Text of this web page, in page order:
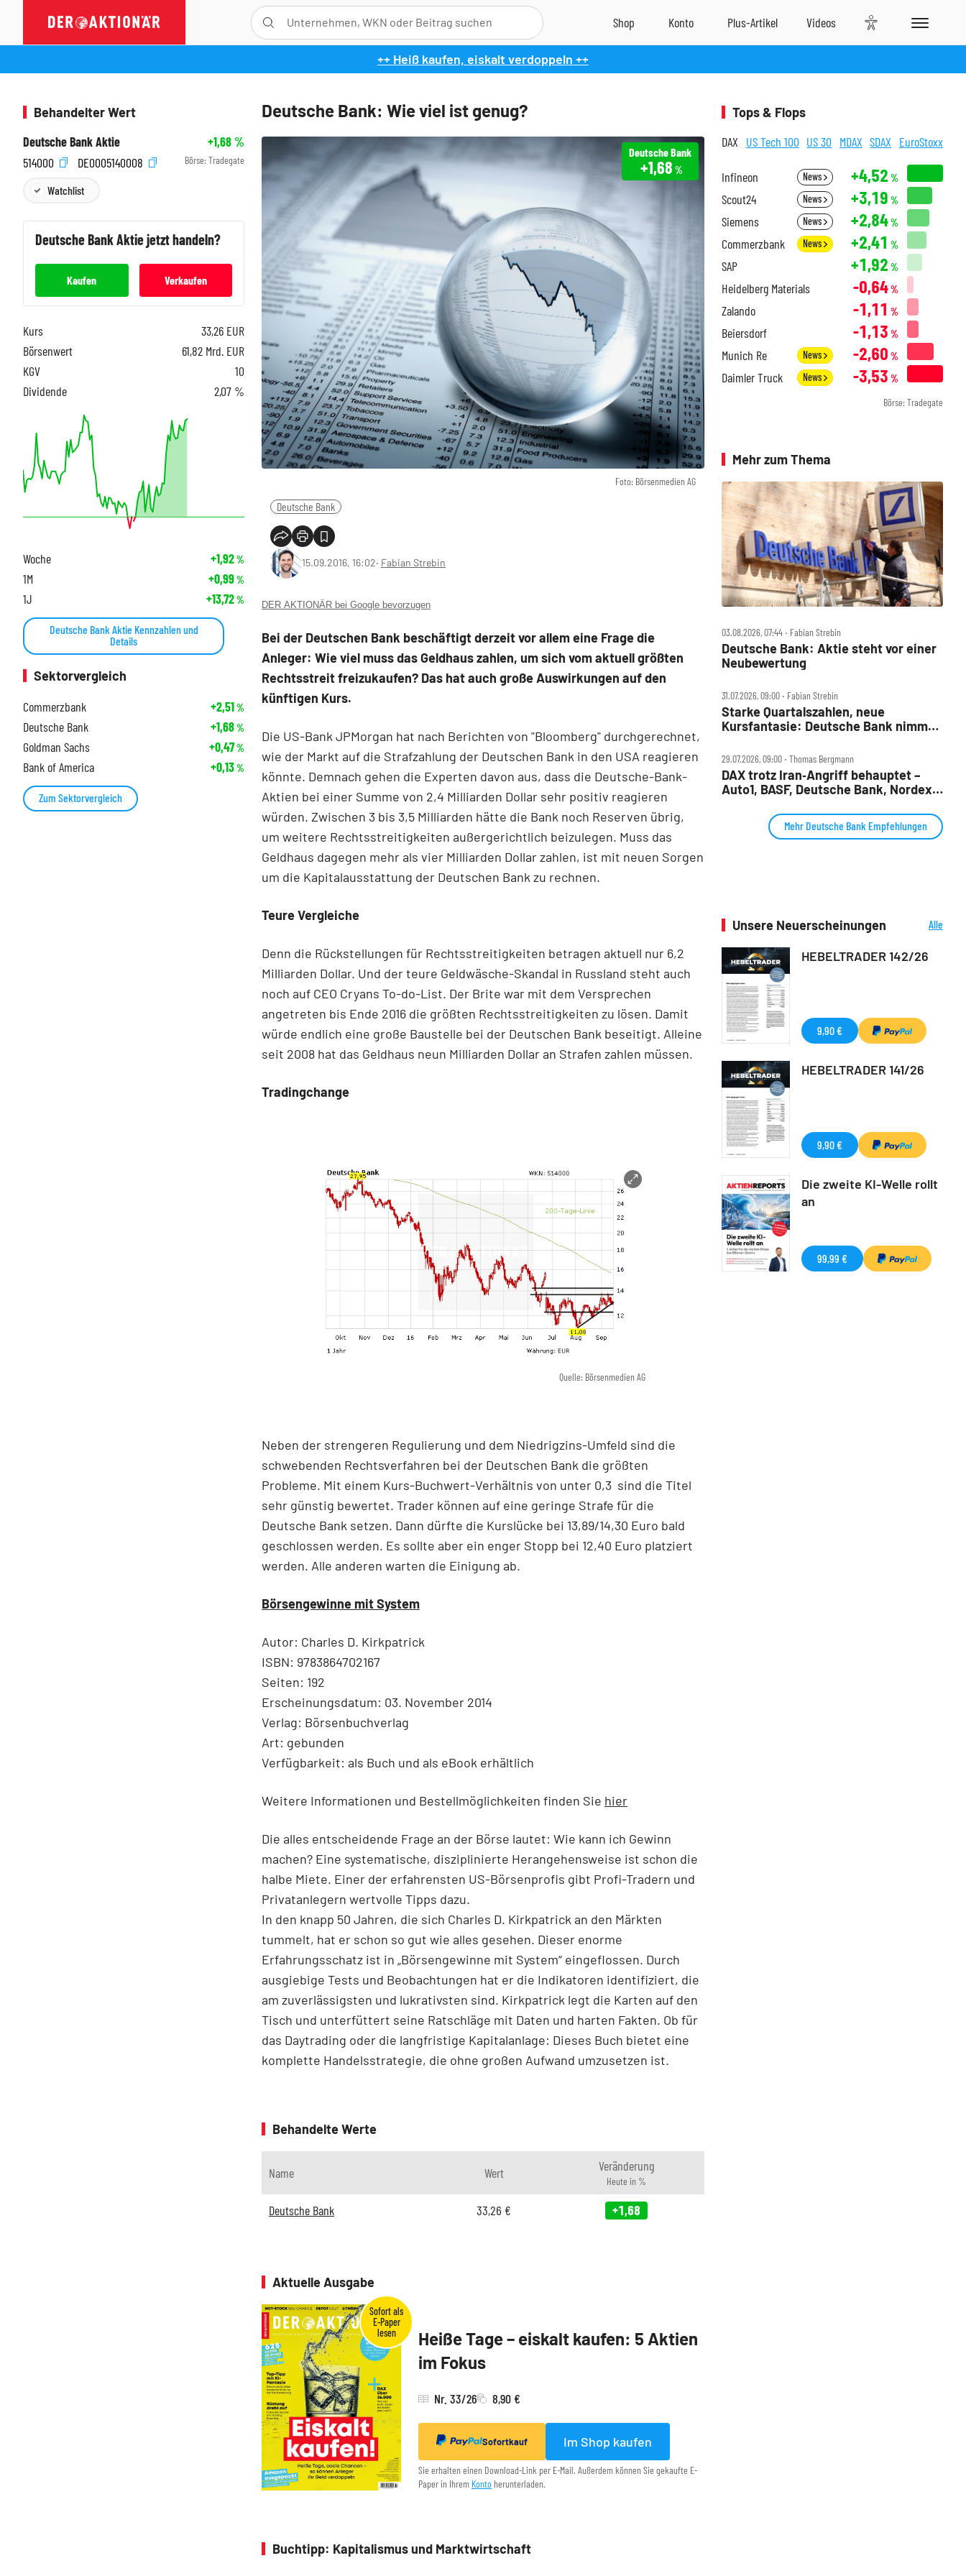
++ Heiß kaufen, eiskalt verdoppeln ++
Deutsche Bank: Wie viel ist genug?
Foto: Börsenmedien AG
Deutsche Bank
+1,68 %
Deutsche Bank
15.09.2016, 16:02‧ Fabian Strebin
DER AKTIONÄR bei Google bevorzugen
Bei der Deutschen Bank beschäftigt derzeit vor allem eine Frage die
Anleger: Wie viel muss das Geldhaus zahlen, um sich vom aktuell größten
Rechtsstreit freizukaufen? Das hat auch große Auswirkungen auf den
künftigen Kurs.
Die US-Bank JPMorgan hat nach Berichten von "Bloomberg" durchgerechnet,
wie der Markt auf die Strafzahlung der Deutschen Bank in den USA reagieren
könnte. Demnach gehen die Experten davon aus, dass die Deutsche-Bank-
Aktien bei einer Summe von 2,4 Milliarden Dollar sehr positiv reagieren
würden. Zwischen 3 bis 3,5 Milliarden hätte die Bank noch Reserven übrig,
um weitere Rechtsstreitigkeiten außergerichtlich beizulegen. Muss das
Geldhaus dagegen mehr als vier Milliarden Dollar zahlen, ist mit neuen Sorgen
um die Kapitalausstattung der Deutschen Bank zu rechnen.
Teure Vergleiche
Denn die Rückstellungen für Rechtsstreitigkeiten betragen aktuell nur 6,2
Milliarden Dollar. Und der teure Geldwäsche-Skandal in Russland steht auch
noch auf CEO Cryans To-do-List. Der Brite war mit dem Versprechen
angetreten bis Ende 2016 die größten Rechtsstreitigkeiten zu lösen. Damit
würde endlich eine große Baustelle bei der Deutschen Bank beseitigt. Alleine
seit 2008 hat das Geldhaus neun Milliarden Dollar an Strafen zahlen müssen.
Tradingchange
Quelle: Börsenmedien AG
Neben der strengeren Regulierung und dem Niedrigzins-Umfeld sind die
schwebenden Rechtsverfahren bei der Deutschen Bank die größten
Probleme. Mit einem Kurs-Buchwert-Verhältnis von unter 0,3 sind die Titel
sehr günstig bewertet. Trader können auf eine geringe Strafe für die
Deutsche Bank setzen. Dann dürfte die Kurslücke bei 13,89/14,30 Euro bald
geschlossen werden. Es sollte aber ein enger Stopp bei 12,40 Euro platziert
werden. Alle anderen warten die Einigung ab.
Börsengewinne mit System
Autor: Charles D. Kirkpatrick
ISBN: 9783864702167
Seiten: 192
Erscheinungsdatum: 03. November 2014
Verlag: Börsenbuchverlag
Art: gebunden
Verfügbarkeit: als Buch und als eBook erhältlich
Weitere Informationen und Bestellmöglichkeiten finden Sie hier
Die alles entscheidende Frage an der Börse lautet: Wie kann ich Gewinn
machen? Eine systematische, disziplinierte Herangehensweise ist schon die
halbe Miete. Einer der erfahrensten US-Börsenprofis gibt Profi-Tradern und
Privatanlegern wertvolle Tipps dazu.
In den knapp 50 Jahren, die sich Charles D. Kirkpatrick an den Märkten
tummelt, hat er schon so gut wie alles gesehen. Dieser enorme
Erfahrungsschatz ist in „Börsengewinne mit System“ eingeflossen. Durch
ausgiebige Tests und Beobachtungen hat er die Indikatoren identifiziert, die
am zuverlässigsten und lukra­tivsten sind. Kirkpatrick legt die Karten auf den
Tisch und unterfüttert seine Ratschläge mit Daten und harten Fakten. Ob für
das Daytrading oder die langfristige Kapitalanlage: Dieses Buch bietet eine
komplette Handelsstrategie, die ohne großen Aufwand umzusetzen ist.
Behandelte Werte
Name Wert Veränderung
Heute in %
Deutsche Bank 33,26 € +1,68
Aktuelle Ausgabe
Heiße Tage – eiskalt kaufen: 5 Aktien
im Fokus
Nr. 33/26 8,90 €
Sofortkauf Im Shop kaufen
Sie erhalten einen Download-Link per E-Mail. Außerdem können Sie gekaufte E-
Paper in Ihrem Konto herunterladen.
Buchtipp: Kapitalismus und Marktwirtschaft
Behandelter Wert
Deutsche Bank Aktie
+1,68%
514000
DE0005140008 Börse: Tradegate
Watchlist
Deutsche BankAktie jetzt handeln?
Kaufen Verkaufen
Kurs 33,26 EUR
Börsenwert
61,82 Mrd. EUR
KGV
10
Dividende
2,07 %
Woche +1,92%
1M +0,99%
1J +13,72%
Deutsche Bank Aktie Kennzahlen und
Details
Sektorvergleich
Commerzbank
+2,51%
Deutsche Bank +1,68%
Goldman Sachs +0,47%
Bank of America +0,13%
Zum Sektorvergleich
Tops & Flops
DAX US Tech 100 US 30 MDAX SDAX EuroStoxx
Infineon News +4,52 %
Scout24 News +3,19 %
Siemens News +2,84%
Commerzbank News +2,41 %
SAP +1,92 %
Heidelberg Materials -0,64%
Zalando -1,11 %
Beiersdorf -1,13 %
Munich Re News -2,60 %
Daimler Truck News -3,53 %
Börse: Tradegate
Mehr zum Thema
03.08.2026, 07:44 ‧ Fabian Strebin
Deutsche Bank: Aktie steht vor einer
Neubewertung
31.07.2026, 09:00 ‧ Fabian Strebin
Starke Quartalszahlen, neue
Kursfantasie: Deutsche Bank nimmt
29.07.2026, 09:00 ‧ Thomas Bergmann
DAX trotz Iran‑Angriff behauptet –
Auto1, BASF, Deutsche Bank, Nordex,
Mehr Deutsche Bank Empfehlungen
Unsere Neuerscheinungen
Alle
HEBELTRADER 142/26
9,90 €
HEBELTRADER 141/26
9,90 €
Die zweite KI-Welle rollt
an
99,99 €